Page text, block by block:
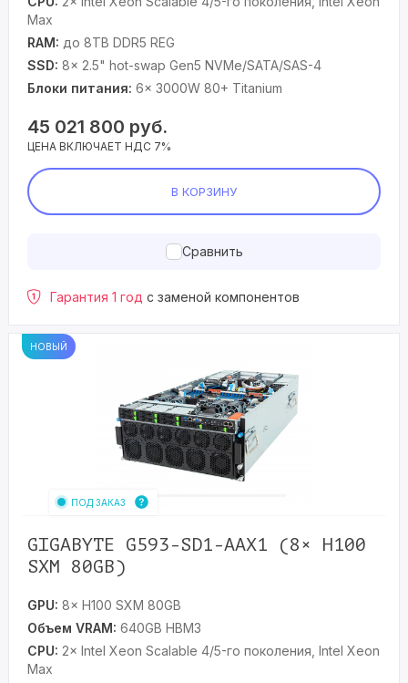
Max
RAM: до 8TB DDR5 REG
SSD: 8× 2.5" hot-swap Gen5 NVMe/SATA/SAS-4
Блоки питания: 6× 3000W 80+ Titanium
45 021 800 руб.
ЦЕНА ВКЛЮЧАЕТ НДС 7%
В КОРЗИНУ
Сравнить
Гарантия 1 год с заменой компонентов
НОВЫЙ
ПОД ЗАКАЗ
GIGABYTE G593-SD1-AAX1 (8× H100
SXM 80GB)
GPU: 8× H100 SXM 80GB
Объем VRAM: 640GB HBM3
CPU: 2× Intel Xeon Scalable 4/5-го поколения, Intel Xeon
Max